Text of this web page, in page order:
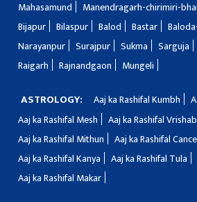
Mahasamund
Manendragarh-chirimiri-
Bijapur
Bilaspur Balod Bastar
Narayanpur
Surajpur Sukma Sarguja
Raigarh
Rajnandgaon Mungeli
ASTROLOGY: Aaj ka Rashifal Kumbh
Aaj ka Rashifal Mesh
Aaj ka Rashifal
Aaj ka Rashifal Mithun
Aaj ka Rashifal
Aaj ka Rashifal Kanya
Aaj ka Rashifal Tula
Aaj ka Rashifal Makar